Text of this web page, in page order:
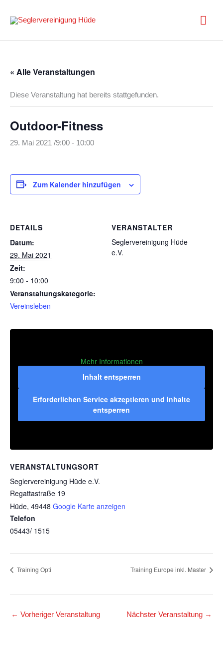
Inhalt
springen
« Alle Veranstaltungen
Diese Veranstaltung hat bereits stattgefunden.
Outdoor-Fitness
29. Mai 2021 /9:00 - 10:00
Zum Kalender hinzufügen
DETAILS
Datum:
29. Mai 2021
Zeit:
9:00 - 10:00
Veranstaltungskategorie:
Vereinsleben
VERANSTALTER
Seglervereinigung Hüde
e.V.
VERANSTALTUNGSORT
Seglervereinigung Hüde e.V.
Regattastraße 19
Hüde, 49448 Google Karte anzeigen
Telefon
05443/ 1515
Mehr Informationen
Inhalt entsperren
Erforderlichen Service akzeptieren und Inhalte
entsperren
Training Opti Training Europe inkl. Master
← Vorheriger Veranstaltung Nächster Veranstaltung →